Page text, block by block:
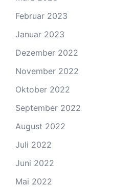
Februar 2023
Januar 2023
Dezember 2022
November 2022
Oktober 2022
September 2022
August 2022
Juli 2022
Juni 2022
Mai 2022